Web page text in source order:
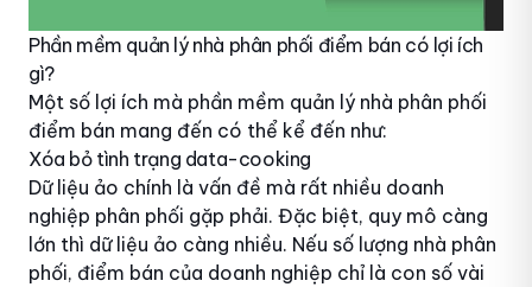
Phần mềm quản lý nhà phân phối điểm bán có lợi ích
gì?
Một số lợi ích mà phần mềm quản lý nhà phân phối
điểm bán mang đến có thể kể đến như:
Xóa bỏ tình trạng data-cooking
Dữ liệu ảo chính là vấn đề mà rất nhiều doanh
nghiệp phân phối gặp phải. Đặc biệt, quy mô càng
lớn thì dữ liệu ảo càng nhiều. Nếu số lượng nhà phân
phối, điểm bán của doanh nghiệp chỉ là con số vài